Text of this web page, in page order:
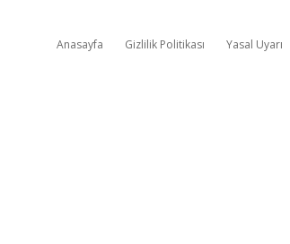
Anasayfa Gizlilik Politikası Yasal Uyarı